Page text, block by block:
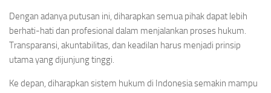
Dengan adanya putusan ini, diharapkan semua pihak dapat lebih
berhati-hati dan profesional dalam menjalankan proses hukum.
Transparansi, akuntabilitas, dan keadilan harus menjadi prinsip
utama yang dijunjung tinggi.
Ke depan, diharapkan sistem hukum di Indonesia semakin mampu